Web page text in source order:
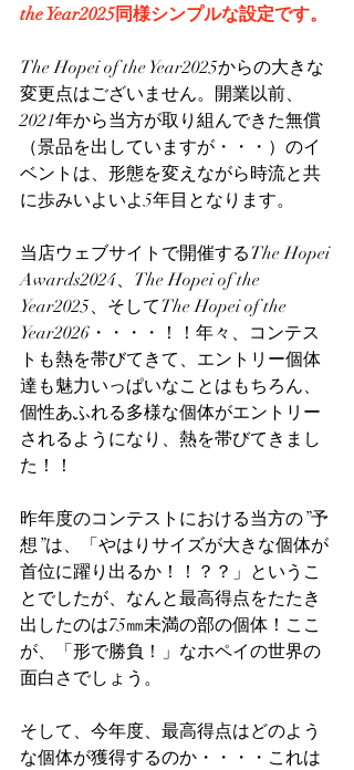
the Year2025同様シンプルな設定です。
The Hopei of the Year2025からの大きな
変更点はございません。開業以前、
2021年から当方が取り組んできた無償
（景品を出していますが・・・）のイ
ベントは、形態を変えながら時流と共
に歩みいよいよ5年目となります。
当店ウェブサイトで開催するThe Hopei
Awards2024、The Hopei of the
Year2025、そしてThe Hopei of the
Year2026・・・・！！年々、コンテス
トも熱を帯びてきて、エントリー個体
達も魅力いっぱいなことはもちろん、
個性あふれる多様な個体がエントリー
されるようになり、熱を帯びてきまし
た！！
昨年度のコンテストにおける当方の”予
想”は、「やはりサイズが大きな個体が
首位に躍り出るか！！？？」というこ
とでしたが、なんと最高得点をたたき
出したのは75㎜未満の部の個体！ここ
が、「形で勝負！」なホペイの世界の
面白さでしょう。
そして、今年度、最高得点はどのよう
な個体が獲得するのか・・・・これは